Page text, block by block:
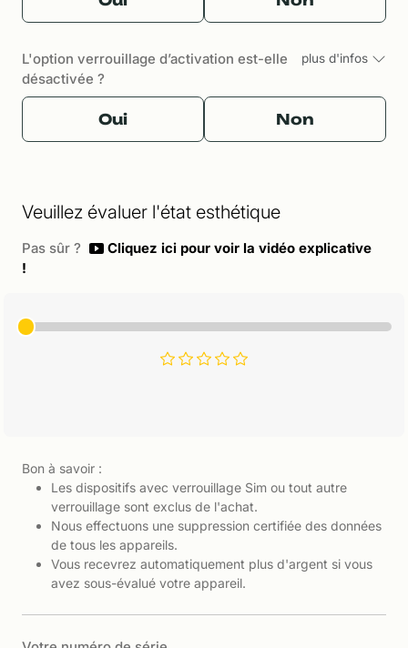
L'option verrouillage d’activation est-elle
désactivée ?
plus d'infos
Oui Non
Veuillez évaluer l'état esthétique
Pas sûr ?
Cliquez ici pour voir la vidéo explicative
!
Bon à savoir :
Les dispositifs avec verrouillage Sim ou tout autre
verrouillage sont exclus de l'achat.
Nous effectuons une suppression certifiée des données
de tous les appareils.
Vous recevrez automatiquement plus d'argent si vous
avez sous-évalué votre appareil.